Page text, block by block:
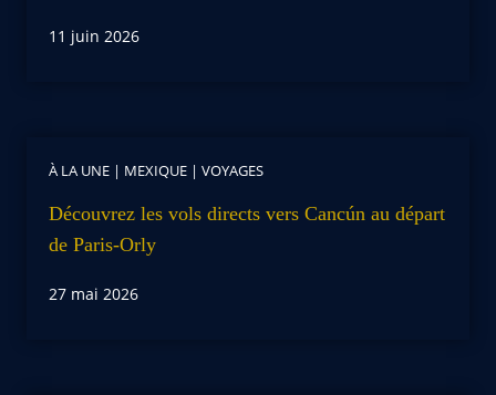
11 juin 2026
À LA UNE | MEXIQUE | VOYAGES
Découvrez les vols directs vers Cancún au départ
de Paris-Orly
27 mai 2026